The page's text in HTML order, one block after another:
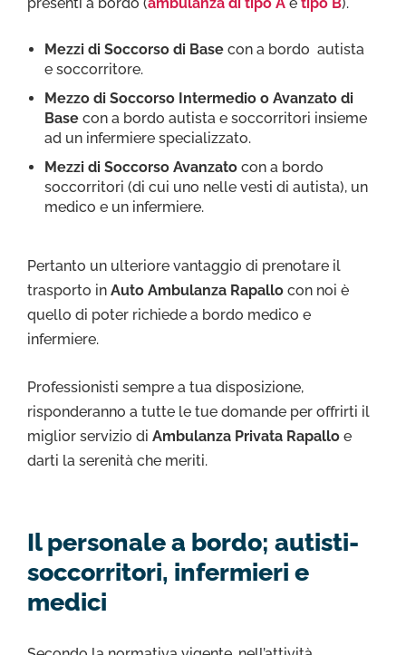
Mezzi di Soccorso di Basecon a bordo autista
e soccorritore.
Mezzo di Soccorso Intermedio o Avanzato di
Basecon a bordo autista e soccorritori insieme
ad un infermiere specializzato.
Mezzi di Soccorso Avanzatocon a bordo
soccorritori (di cui uno nelle vesti di autista), un
medico e un infermiere.
Pertanto un ulteriore vantaggio di prenotare il
trasporto in Auto Ambulanza Rapallo con noi è
quello di poter richiede a bordo medico e
infermiere.
Professionisti sempre a tua disposizione,
risponderanno a tutte le tue domande per offrirti il
miglior servizio di Ambulanza Privata Rapallo e
darti la serenità che meriti.
Il personale a bordo; autisti-
soccorritori, infermieri e
medici